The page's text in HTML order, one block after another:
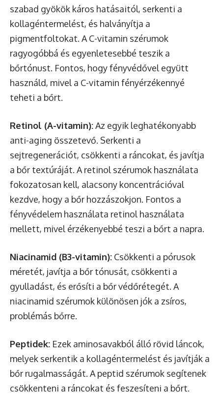
szabad gyökök káros hatásaitól, serkenti a
kollagéntermelést, és halványítja a
pigmentfoltokat. A C-vitamin szérumok
ragyogóbbá és egyenletesebbé teszik a
bőrtónust. Fontos, hogy fényvédővel együtt
használd, mivel a C-vitamin fényérzékennyé
teheti a bőrt.
Retinol (A-vitamin):Az egyik leghatékonyabb
anti-aging összetevő. Serkenti a
sejtregenerációt, csökkenti a ráncokat, és javítja
a bőr textúráját. A retinol szérumok használata
fokozatosan kell, alacsony koncentrációval
kezdve, hogy a bőr hozzászokjon. Fontos a
fényvédelem használata retinol használata
mellett, mivel érzékenyebbé teszi a bőrt a napra.
Niacinamid (B3-vitamin): Csökkenti a pórusok
méretét, javítja a bőr tónusát, csökkenti a
gyulladást, és erősíti a bőr védőrétegét. A
niacinamid szérumok különösen jók a zsíros,
problémás bőrre.
Peptidek: Ezek aminosavakból álló rövid láncok,
melyek serkentik a kollagéntermelést és javítják a
bőr rugalmasságát. A peptid szérumok segítenek
csökkenteni a ráncokat és feszesíteni a bőrt.